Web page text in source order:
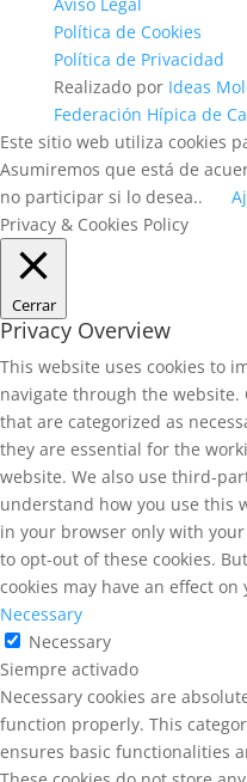
Política de Cookies
Política de Privacidad
Realizado por Ideas
Federación Hípica de
Este sitio web utiliza cookies
Asumiremos que está de
no participar si lo desea..
Privacy & Cookies Policy
Cerrar
Privacy Overview
This website uses cookies to
navigate through the website.
that are categorized as
they are essential for the
website. We also use third-
understand how you use this
in your browser only with
to opt-out of these cookies.
cookies may have an effect
Necessary
Necessary
Siempre activado
Necessary cookies are
function properly. This
ensures basic functionalities